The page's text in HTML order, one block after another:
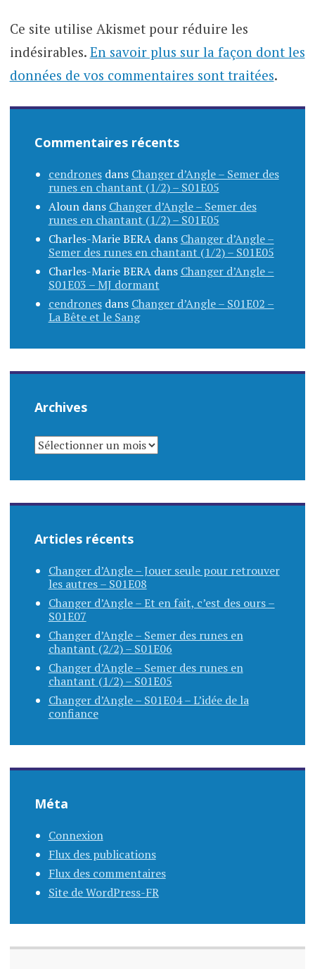
Ce site utilise Akismet pour réduire les
indésirables. En savoir plus sur la façon dont les
données de vos commentaires sont traitées.
Commentaires récents
cendronesdans Changer d’Angle – Semer des
runes en chantant (1/2) – S01E05
Aloundans Changer d’Angle – Semer des
runes en chantant (1/2) – S01E05
Charles-Marie BERAdans Changer d’Angle –
Semer des runes en chantant (1/2) – S01E05
Charles-Marie BERAdans Changer d’Angle –
S01E03 – MJ dormant
cendronesdans Changer d’Angle – S01E02 –
La Bête et le Sang
Archives
ARCHIVES
Articles récents
Changer d’Angle – Jouer seule pour retrouver
les autres – S01E08
Changer d’Angle – Et en fait, c’est des ours –
S01E07
Changer d’Angle – Semer des runes en
chantant (2/2) – S01E06
Changer d’Angle – Semer des runes en
chantant (1/2) – S01E05
Changer d’Angle – S01E04 – L’idée de la
confiance
Méta
Connexion
Flux des publications
Flux des commentaires
Site de WordPress-FR